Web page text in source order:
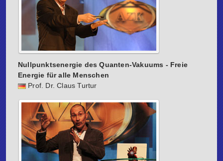
Nullpunktsenergie des Quanten-Vakuums - Freie
Energie für alle Menschen
Prof. Dr. Claus Turtur